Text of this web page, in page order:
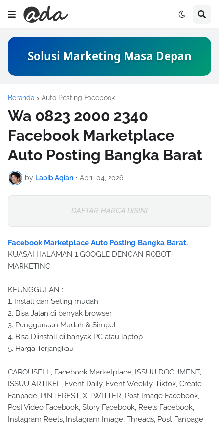
Solusi Marketing Masa Depan
Beranda Auto Posting Facebook
Wa 0823 2000 2340
Facebook Marketplace
Auto Posting Bangka Barat
by Labib Aqlan • April 04, 2026
DAFTAR HARGA DISINI
Facebook Marketplace Auto Posting Bangka Barat.
KUASAI HALAMAN 1 GOOGLE DENGAN ROBOT
MARKETING
KEUNGGULAN :
1. Install dan Seting mudah
2. Bisa Jalan di banyak browser
3. Penggunaan Mudah & Simpel
4. Bisa Diinstall di banyak PC atau laptop
5. Harga Terjangkau
CAROUSELL, Facebook Marketplace, ISSUU DOCUMENT,
ISSUU ARTIKEL, Event Daily, Event Weekly, Tiktok, Create
Fanpage, PINTEREST, X TWITTER, Post Image Facebook,
Post Video Facebook, Story Facebook, Reels Facebook,
Instagram Reels, Instagram Image, Threads, Post Fanpage